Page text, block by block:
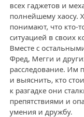
всех гаджетов и
полнейшему хаосу.
понимают, что кто-
ситуацией в своих
Вместе с
Фред, Мегги и
расследование. Им
и выяснить, кто
к разгадке они
препятствиями и
умения и дружбу.